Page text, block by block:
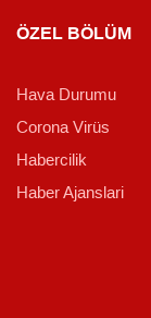
ÖZEL BÖLÜM
Hava Durumu
Corona Virüs
Habercilik
Haber Ajanslari